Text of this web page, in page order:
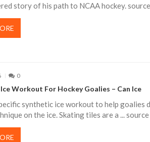
story of his path to NCAA hockey. source
0
Workout For Hockey Goalies – Can Ice
synthetic ice workout to help goalies
on the ice. Skating tiles are a ... source